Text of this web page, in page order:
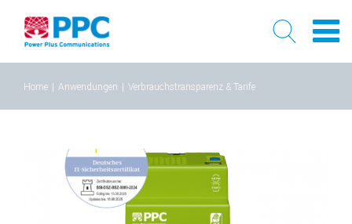
content
Home Anwendungen Verbrauchstransparenz & Tarife